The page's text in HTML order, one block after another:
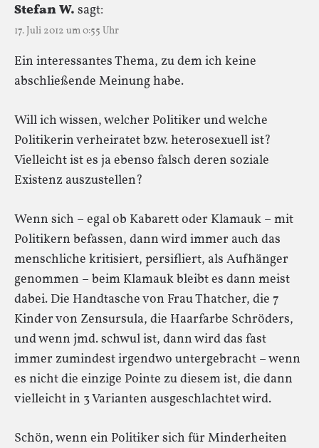
Stefan W. sagt:
17. Juli 2012 um 0:55 Uhr
Ein interessantes Thema, zu dem ich keine
abschließende Meinung habe.
Will ich wissen, welcher Politiker und welche
Politikerin verheiratet bzw. heterosexuell ist?
Vielleicht ist es ja ebenso falsch deren soziale
Existenz auszustellen?
Wenn sich – egal ob Kabarett oder Klamauk – mit
Politikern befassen, dann wird immer auch das
menschliche kritisiert, persifliert, als Aufhänger
genommen – beim Klamauk bleibt es dann meist
dabei. Die Handtasche von Frau Thatcher, die 7
Kinder von Zensursula, die Haarfarbe Schröders,
und wenn jmd. schwul ist, dann wird das fast
immer zumindest irgendwo untergebracht – wenn
es nicht die einzige Pointe zu diesem ist, die dann
vielleicht in 3 Varianten ausgeschlachtet wird.
Schön, wenn ein Politiker sich für Minderheiten